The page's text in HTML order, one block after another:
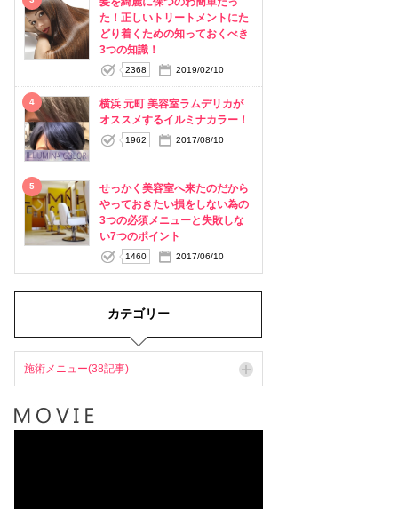
た！正しいトリートメントにた
どり着くための知っておくべき
3つの知識！
2368 2019/02/10
4
横浜 元町 美容室ラムデリカが
オススメするイルミナカラー！
1962 2017/08/10
5
せっかく美容室へ来たのだから
やっておきたい損をしない為の
3つの必須メニューと失敗しな
い7つのポイント
1460 2017/06/10
カテゴリー
施術メニュー(38記事)